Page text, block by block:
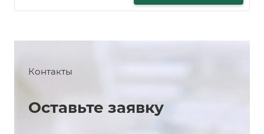
Контакты
Оставьте заявку